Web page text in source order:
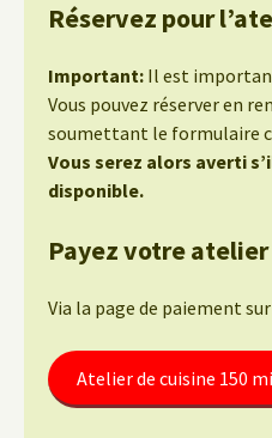
Réservez pour
Important: Il est
Vous pouvez réserver en
soumettant le formulaire
Vous serez alors averti
disponible.
Payez votre atelier
Via la page de paiement
Atelier de cuisine 150